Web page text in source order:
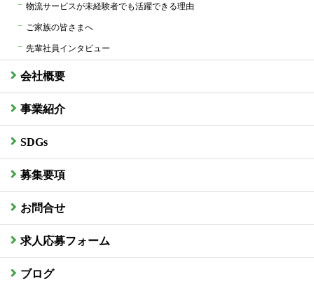
物流サービスが未経験者でも活躍できる理由
ご家族の皆さまへ
先輩社員インタビュー
会社概要
事業紹介
SDGs
募集要項
お問合せ
求人応募フォーム
ブログ